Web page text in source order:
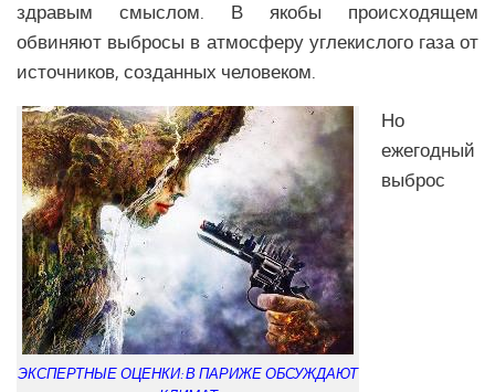
здравым смыслом. В якобы происходящем
обвиняют выбросы в атмосферу углекислого газа от
источников, созданных человеком.
ЭКСПЕРТНЫЕ ОЦЕНКИ: В ПАРИЖЕ ОБСУЖДАЮТ
Но
ежегодный
выброс